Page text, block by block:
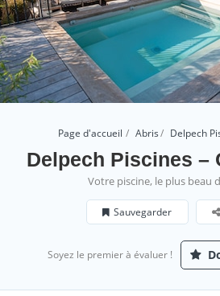
Page d'accueil Abris Delpech
Delpech Piscines –
Votre piscine, le plus beau
Sauvegarder
Soyez le premier à évaluer !